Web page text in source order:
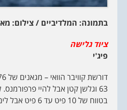
בתמונה: המלדיביים / צילום:
ציוד גלישה
פיג'י
63 וגלשן קטן אבל להיי
בטווח של 10 פיט עד 6 פיט אבל לים חזק.